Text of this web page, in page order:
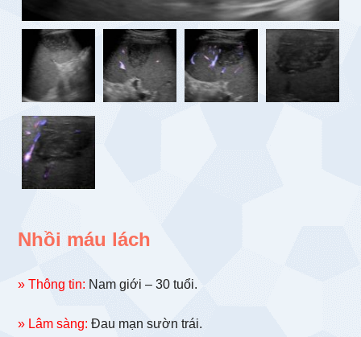
Nhồi máu lách
» Thông tin: Nam giới – 30 tuổi.
» Lâm sàng: Đau mạn sườn trái.